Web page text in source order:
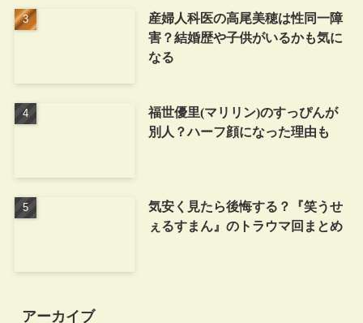
産婦人科医の高尾美穂は性同一障
害？結婚歴や子供がいるかも気に
なる
福世優里(マリリン)のすっぴんが
別人？ハーフ顔になった理由も
気安く見たら後悔する？『笑うせ
ぇるすまん』のトラウマ回まとめ
アーカイブ